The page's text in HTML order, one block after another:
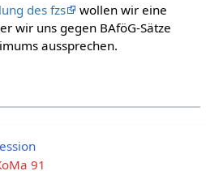
des fzs
wollen wir eine
wir uns gegen BAföG-Sätze
aussprechen.
91